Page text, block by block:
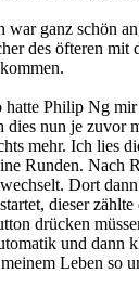
war ganz schön
des öfteren
hatte Philip Ng mir
dies nun je zuvor
mehr. Ich lies
Runden. Nach
Dort
dieser
drücken
und dann
Leben so